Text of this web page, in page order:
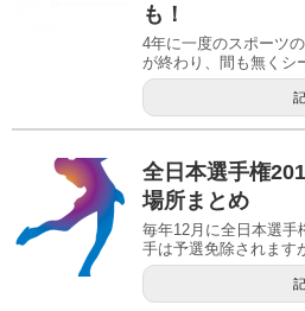
も！
4年に一度のスポーツ
が終わり、間も無くシ
全日本選手権
場所まとめ
毎年12月に全日本選手
手は予選免除されます